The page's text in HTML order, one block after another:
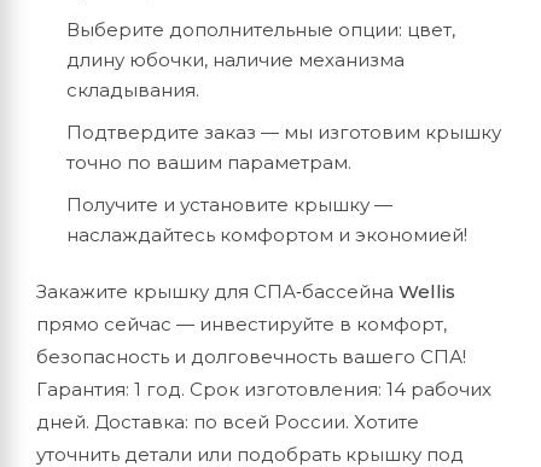
Выберите дополнительные опции: цвет,
длину юбочки, наличие механизма
складывания.
Подтвердите заказ — мы изготовим крышку
точно по вашим параметрам.
Получите и установите крышку —
наслаждайтесь комфортом и экономией!
Закажите крышку для СПА‑бассейна Wellis
прямо сейчас — инвестируйте в комфорт,
безопасность и долговечность вашего СПА!
Гарантия: 1 год. Срок изготовления: 14 рабочих
дней. Доставка: по всей России. Хотите
уточнить детали или подобрать крышку под